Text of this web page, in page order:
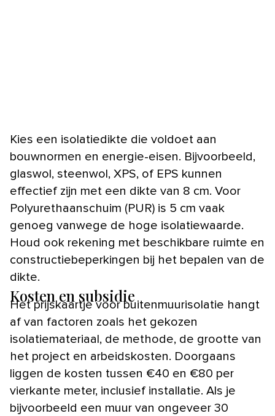
Kies een isolatiedikte die voldoet aan
bouwnormen en energie-eisen. Bijvoorbeeld,
glaswol, steenwol, XPS, of EPS kunnen
effectief zijn met een dikte van 8 cm. Voor
Polyurethaanschuim (PUR) is 5 cm vaak
genoeg vanwege de hoge isolatiewaarde.
Houd ook rekening met beschikbare ruimte en
constructiebeperkingen bij het bepalen van de
dikte.
Kosten en subsidie
Het prijskaartje voor buitenmuurisolatie hangt
af van factoren zoals het gekozen
isolatiemateriaal, de methode, de grootte van
het project en arbeidskosten. Doorgaans
liggen de kosten tussen €40 en €80 per
vierkante meter, inclusief installatie. Als je
bijvoorbeeld een muur van ongeveer 30